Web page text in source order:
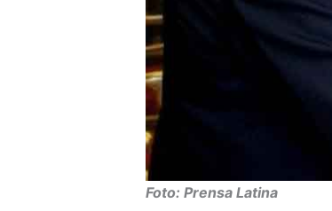
Foto: Prensa Latina